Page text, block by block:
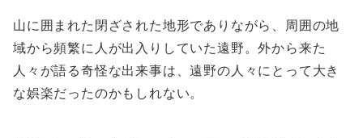
山に囲まれた閉ざされた地形でありながら、周囲の地
域から頻繁に人が出入りしていた遠野。外から来た
人々が語る奇怪な出来事は、遠野の人々にとって大き
な娯楽だったのかもしれない。